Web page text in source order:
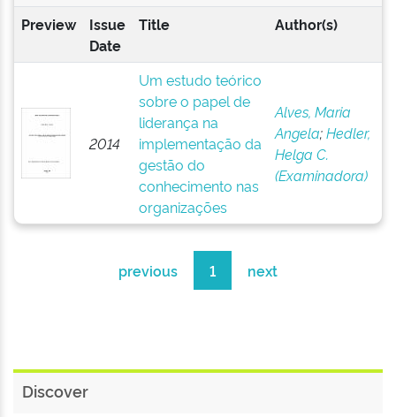
Preview
Issue
Date
Title Author(s)
2014
Um estudo teórico
sobre o papel de
liderança na
implementação da
gestão do
conhecimento nas
organizações
Alves, Maria
Angela;Hedler,
Helga C.
(Examinadora)
previous 1 next
Discover